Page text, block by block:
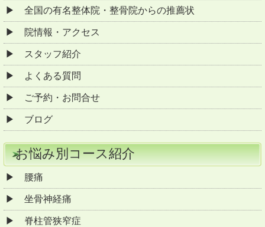
全国の有名整体院・整骨院からの推薦状
院情報・アクセス
スタッフ紹介
よくある質問
ご予約・お問合せ
ブログ
お悩み別コース紹介
腰痛
坐骨神経痛
脊柱管狭窄症